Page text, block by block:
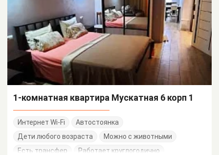
1-комнатная квартира Мускатная 6 корп 1
Интернет Wi-Fi
Автостоянка
Дети любого возраста
Можно с животными
Есть трансфер
Работает круглогодично